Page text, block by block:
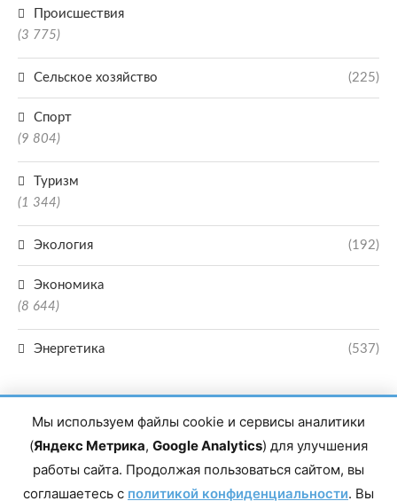
Происшествия
(3 775)
Сельское хозяйство (225)
Спорт
(9 804)
Туризм
(1 344)
Экология (192)
Экономика
(8 644)
Энергетика (537)
Главный редактор сетевого издания Магомаев Тимур Нухович. Контакты
редакции: 8(988)-292-94-34 Почта: vestiskfo@gmail.com По вопросам
Мы используем файлы cookie и сервисы аналитики
(Яндекс Метрика, Google Analytics) для улучшения
работы сайта. Продолжая пользоваться сайтом, вы
соглашаетесь с политикой конфиденциальности. Вы